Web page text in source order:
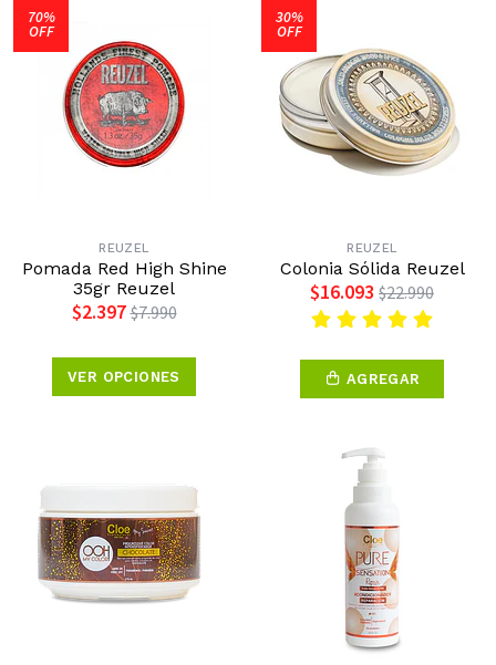
70%
OFF
REUZEL
Pomada Red High Shine
35gr Reuzel
$2.397 $7.990
VER OPCIONES
30%
OFF
REUZEL
Colonia Sólida Reuzel
$16.093 $22.990
AGREGAR